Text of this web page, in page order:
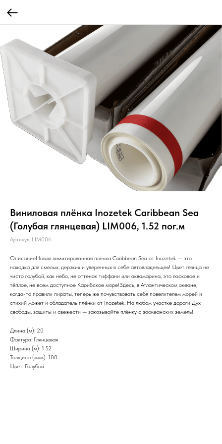
Виниловая плёнка Inozetek Caribbean Sea
(Голубая глянцевая) LIM006, 1.52 пог.м
Артикул: LIM006
ОписаниеНовая лимитированная плёнка Caribbean Sea от Inozetek — это
находка для смелых, дерзких и уверенных в себе автовладельцев! Цвет глянца не
чисто голубой, как небо, не оттенок тиффани или аквамарина, это ласковое и
тёплое, не всем доступное Карибское море!Здесь, в Атлантическом океане,
когда-то правили пираты, теперь же почувствовать себя повелителем морей и
стихий может и обладатель плёнки от Inozetek. На любом участке дороги!Дух
свободы, защиты и свежести — заказывайте плёнку с заокеанских земель!
Длина (м): 20
Фактура: Глянцевая
Ширина (м): 1.52
Толщина (мкм): 100
Цвет: Голубой